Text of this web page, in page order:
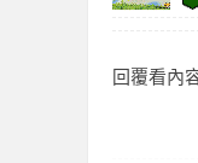
回覆看內